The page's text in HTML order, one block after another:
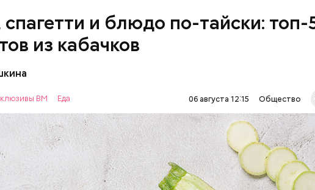
спагетти и блюдо по-тайски: топ-
из кабачков
ВМ Еда 06 августа 12:15 Общество
ОВОЩИ РЕЦЕПТЫ